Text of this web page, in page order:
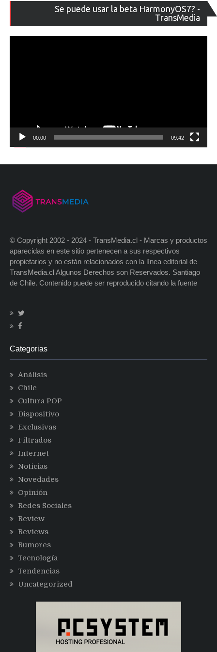
Se puede usar la beta HarmonyOS7? -
TransMedia
de
00:00 09:42
© Copyright 2002 - 2024 - TransMedia.cl - Marcas y productos
aparecidas en este sitio pertenecen a sus respectivos
propietarios y no están relacionados con la línea editorial de
TransMedia.cl Algunos Derechos son Reservados. Santiago
de Chile. Contenido puede ser reproducido citando la fuente
Categorias
Análisis
Chile
Cultura POP
Dispositivo
Exclusivas
Filtrados
Internet
Noticias
Novedades
Opinión
Redes Sociales
Review
Reviews
Rumores
Tecnología
Tendencias
Uncategorized